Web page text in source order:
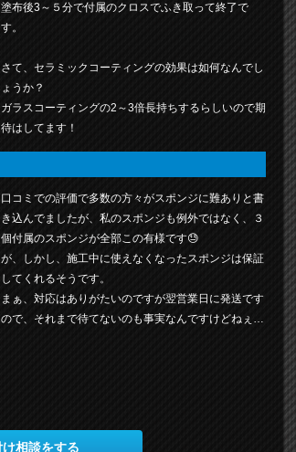
塗布後3～５分で付属のクロスでふき取って終了で
す。
さて、セラミックコーティングの効果は如何なんでし
ょうか？
ガラスコーティングの2～3倍長持ちするらしいので期
待はしてます！
口コミでの評価で多数の方々がスポンジに難ありと書
き込んでましたが、私のスポンジも例外ではなく、３
個付属のスポンジが全部この有様です😓
が、しかし、施工中に使えなくなったスポンジは保証
してくれるそうです。
まぁ、対応はありがたいのですが翌営業日に発送です
ので、それまで待てないのも事実なんですけどねぇ…
相談をする